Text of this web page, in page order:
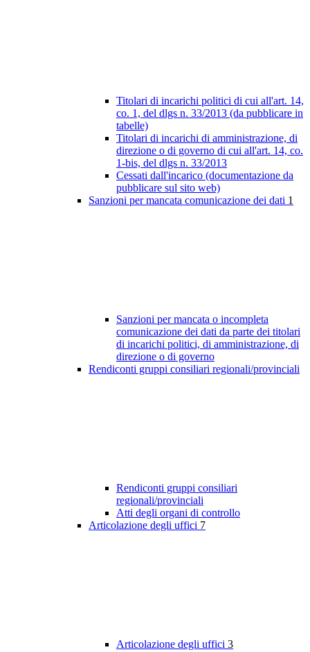
Titolari di incarichi politici di cui all'art. 14,
co. 1, del dlgs n. 33/2013 (da pubblicare in
tabelle)
Titolari di incarichi di amministrazione, di
direzione o di governo di cui all'art. 14, co.
1-bis, del dlgs n. 33/2013
Cessati dall'incarico (documentazione da
pubblicare sul sito web)
Sanzioni per mancata comunicazione dei dati 1
Sanzioni per mancata o incompleta
comunicazione dei dati da parte dei titolari
di incarichi politici, di amministrazione, di
direzione o di governo
Rendiconti gruppi consiliari regionali/provinciali
Rendiconti gruppi consiliari
regionali/provinciali
Atti degli organi di controllo
Articolazione degli uffici 7
Articolazione degli uffici 3